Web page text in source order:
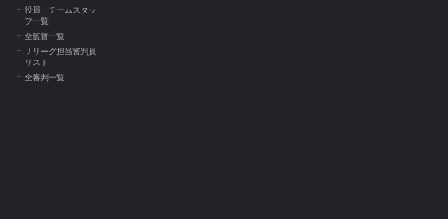
役員・チームスタッ
フ一覧
全監督一覧
Ｊリーグ担当審判員
リスト
全審判一覧